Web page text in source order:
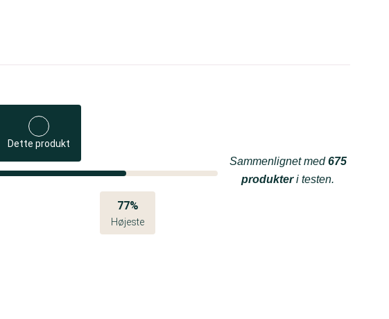
Dette produkt
77%
Højeste
Sammenlignet med675
produkteri testen.